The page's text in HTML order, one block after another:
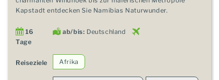
Kapstadt entdecken Sie Namibias Naturwunder.
16
Tage
ab/bis: Deutschland
Reiseziele Afrika